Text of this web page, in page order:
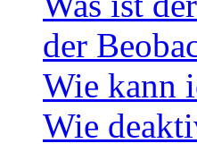
der
Wie kann
Wie